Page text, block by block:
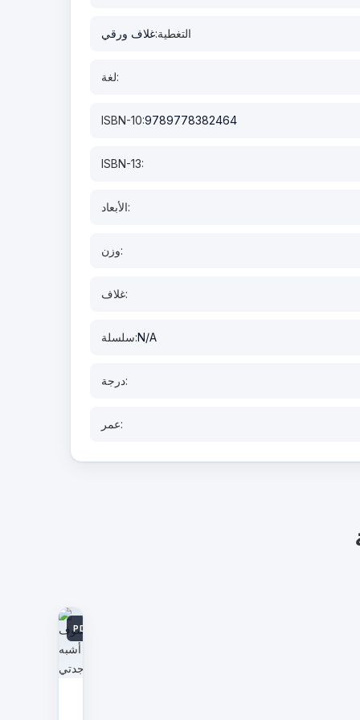
التغطية:غلاف ورقي
لغة:
ISBN-10:9789778382464
ISBN-13:
الأبعاد:
وزن:
غلاف:
سلسلة:N/A
درجة:
عمر:
PDF